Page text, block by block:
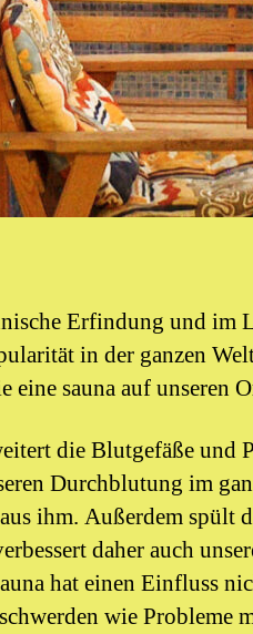
Erfindung und im
in der ganzen
eine sauna auf unseren
die Blutgefäße und
Durchblutung im
ihm. Außerdem spült
daher auch
hat einen Einfluss
wie Probleme